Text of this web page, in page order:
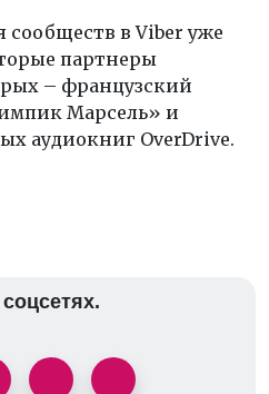
сообществ в Viber уже
партнеры
– французский
Марсель» и
аудиокниг OverDrive.